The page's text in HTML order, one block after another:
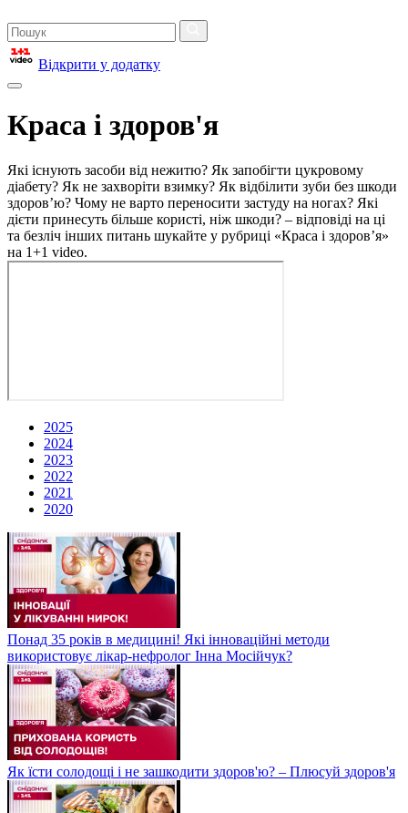
Відкрити у додатку
Краса і здоров'я
Які існують засоби від нежитю? Як запобігти цукровому
діабету? Як не захворіти взимку? Як відбілити зуби без шкоди
здоров’ю? Чому не варто переносити застуду на ногах? Які
дієти принесуть більше користі, ніж шкоди? – відповіді на ці
та безліч інших питань шукайте у рубриці «Краса і здоров’я»
на 1+1 video.
2025
2024
2023
2022
2021
2020
Понад 35 років в медицині! Які інноваційні методи
використовує лікар-нефролог Інна Мосійчук?
Як їсти солодощі і не зашкодити здоров'ю? – Плюсуй здоров'я